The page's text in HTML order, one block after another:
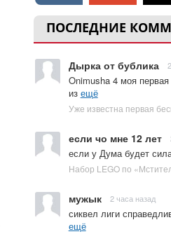
ПОСЛЕДНИЕ
Дырка от бублика
Onimusha 4 моя
из ещё
если чо мне 12 лет
если у Дума будет
мужык 2 часа назад
сиквел лиги
ещё